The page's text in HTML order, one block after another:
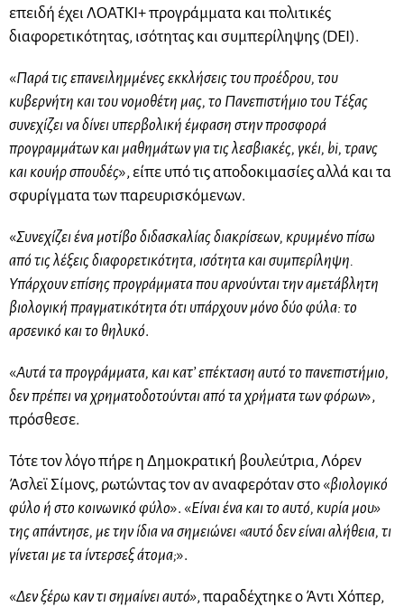
επειδή έχει ΛΟΑΤΚΙ+ προγράμματα και πολιτικές
διαφορετικότητας, ισότητας και συμπερίληψης (DEI).
«Παρά τις επανειλημμένες εκκλήσεις του προέδρου, του
κυβερνήτη και του νομοθέτη μας, το Πανεπιστήμιο του Τέξας
συνεχίζει να δίνει υπερβολική έμφαση στην προσφορά
προγραμμάτων και μαθημάτων για τις λεσβιακές, γκέι, bi, τρανς
και κουήρ σπουδές», είπε υπό τις αποδοκιμασίες αλλά και τα
σφυρίγματα των παρευρισκόμενων.
«Συνεχίζει ένα μοτίβο διδασκαλίας διακρίσεων, κρυμμένο πίσω
από τις λέξεις διαφορετικότητα, ισότητα και συμπερίληψη.
Υπάρχουν επίσης προγράμματα που αρνούνται την αμετάβλητη
βιολογική πραγματικότητα ότι υπάρχουν μόνο δύο φύλα: το
αρσενικό και το θηλυκό.
«Αυτά τα προγράμματα, και κατ’ επέκταση αυτό το πανεπιστήμιο,
δεν πρέπει να χρηματοδοτούνται από τα χρήματα των φόρων»,
πρόσθεσε.
Τότε τον λόγο πήρε η Δημοκρατική βουλεύτρια, Λόρεν
Άσλεϊ Σίμονς, ρωτώντας τον αν αναφερόταν στο «βιολογικό
φύλο ή στο κοινωνικό φύλο». «Είναι ένα και το αυτό, κυρία μου»
της απάντησε, με την ίδια να σημειώνει «αυτό δεν είναι αλήθεια, τι
γίνεται με τα ίντερσεξ άτομα;».
«Δεν ξέρω καν τι σημαίνει αυτό», παραδέχτηκε ο Άντι Χόπερ,